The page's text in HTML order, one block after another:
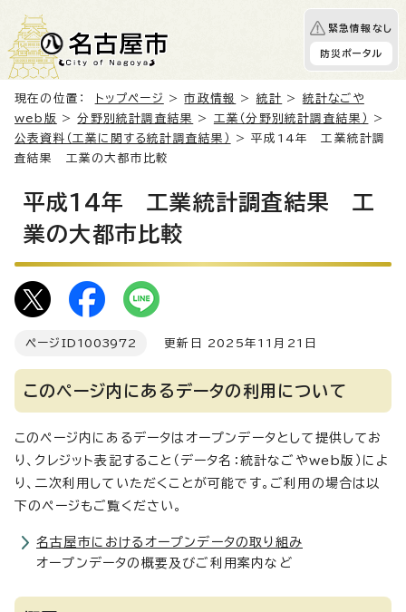
緊急情報なし
防災ポータル
現在の位置： トップページ >市政情報 > 統計 > 統計なごや
web版 >分野別統計調査結果 > 工業（分野別統計調査結果）
>
公表資料（工業に関する統計調査結果）
> 平成14年 工業統計調
査結果 工業の大都市比較
平成14年 工業統計調査結果 工
業の大都市比較
ページID 1003972 更新日 2025年11月21日
このページ内にあるデータの利用について
このページ内にあるデータはオープンデータとして提供してお
り、クレジット表記すること（データ名：統計なごやweb版）によ
り、二次利用していただくことが可能です。ご利用の場合は以
下のページもご覧ください。
名古屋市におけるオープンデータの取り組み
オープンデータの概要及びご利用案内など